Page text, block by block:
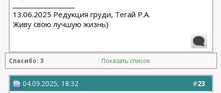
13.06.2025 Редукция груди, Тегай Р.А.
Живу свою лучшую жизнь)
Спасибо: 3 Показать список
#23
04.09.2025, 18:32